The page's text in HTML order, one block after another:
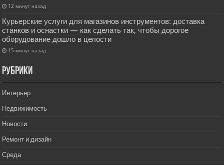
12 минут назад
Курьерские услуги для магазинов инструментов: доставка
станков и оснастки — как сделать так, чтобы дорогое
оборудование дошло в целости
15 минут назад
РУбрики
Интерьер
Недвижимость
Новости
Ремонт и дизайн
Среда